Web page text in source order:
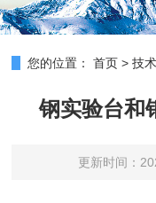
您的位置： 首页 >技
钢实验台和
更新时间：